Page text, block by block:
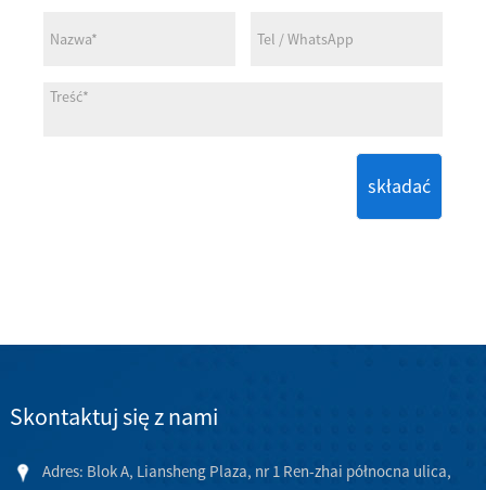
składać
Skontaktuj się z nami
Adres: Blok A, Liansheng Plaza, nr 1 Ren-zhai północna ulica,